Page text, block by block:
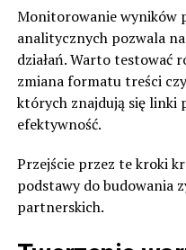
Monitorowanie wyników
analitycznych pozwala
działań. Warto testować
zmiana formatu treści
których znajdują się linki
efektywność.
Przejście przez te kroki
podstawy do budowania
partnerskich.